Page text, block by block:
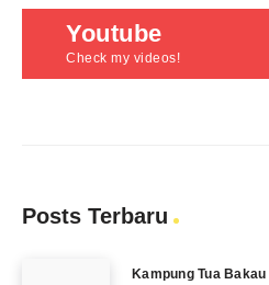
Youtube
Check my videos!
Posts Terbaru
Kampung Tua